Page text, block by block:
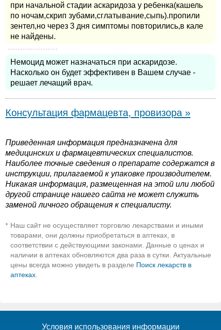
при начальной стадии аскаридоза у ребенка(кашель
по ночам,скрип зубами,сглатывание,сыпь).пропили
зентел,но через 3 дня симптомы повторились,в кале
не найдены.
Немоцид может назначаться при аскаридозе.
Насколько он будет эффективен в Вашем случае -
решает лечащий врач.
Консультация фармацевта, провизора »
Приведенная информация предназначена для
медицинских и фармацевтических специалистов.
Наиболее точные сведения о препарате содержатся в
инструкции, прилагаемой к упаковке производителем.
Никакая информация, размещенная на этой или любой
другой странице нашего сайта не может служить
заменой личного обращения к специалисту.
* Наш сайт не осуществляет торговлю лекарствами и иными
товарами, они должны приобретаться в аптеках, в
соответствии с действующими законами. Данные о ценах и
наличии в аптеках обновляются два раза в сутки. Актуальные
цены всегда можно увидеть в разделе Поиск лекарств в
аптеках
Условия использования информации